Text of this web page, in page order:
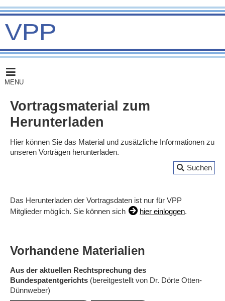
MENU
Vortragsmaterial zum
Herunterladen
Hier können Sie das Material und zusätzliche Informationen zu
unseren Vorträgen herunterladen.
Suchen
Das Herunterladen der Vortragsdaten ist nur für VPP
Mitglieder möglich. Sie können sich
hier einloggen.
Vorhandene Materialien
Aus der aktuellen Rechtsprechung des
Bundespatentgerichts (bereitgestellt von Dr. Dörte Otten-
Dünnweber)